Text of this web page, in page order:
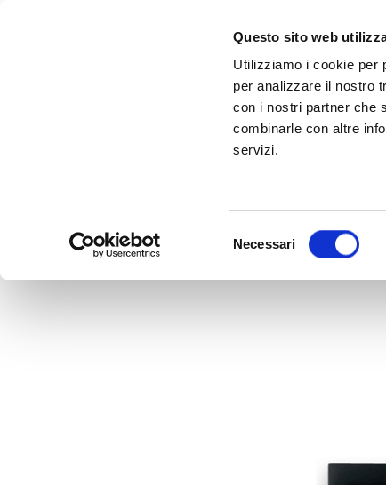
Questo sito web
Utilizziamo i cookie per
per analizzare il nostro
con i nostri partner che
combinarle con altre
servizi.
Necessari